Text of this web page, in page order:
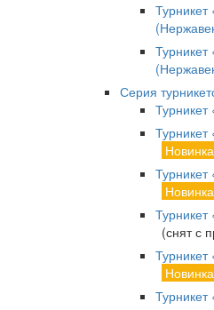
Турникет
Серия
Турникет
(снят с
Турникет
Турникет